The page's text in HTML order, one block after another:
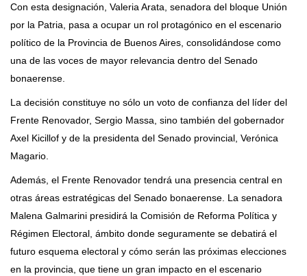
Con esta designación, Valeria Arata, senadora del bloque Unión
por la Patria, pasa a ocupar un rol protagónico en el escenario
político de la Provincia de Buenos Aires, consolidándose como
una de las voces de mayor relevancia dentro del Senado
bonaerense.
La decisión constituye no sólo un voto de confianza del líder del
Frente Renovador, Sergio Massa, sino también del gobernador
Axel Kicillof y de la presidenta del Senado provincial, Verónica
Magario.
Además, el Frente Renovador tendrá una presencia central en
otras áreas estratégicas del Senado bonaerense. La senadora
Malena Galmarini presidirá la Comisión de Reforma Política y
Régimen Electoral, ámbito donde seguramente se debatirá el
futuro esquema electoral y cómo serán las próximas elecciones
en la provincia, que tiene un gran impacto en el escenario